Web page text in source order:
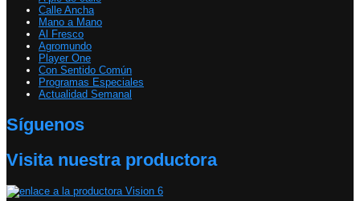
Calle Ancha
Mano a Mano
Al Fresco
Agromundo
Player One
Con Sentido Común
Programas Especiales
Actualidad Semanal
Síguenos
Visita nuestra productora